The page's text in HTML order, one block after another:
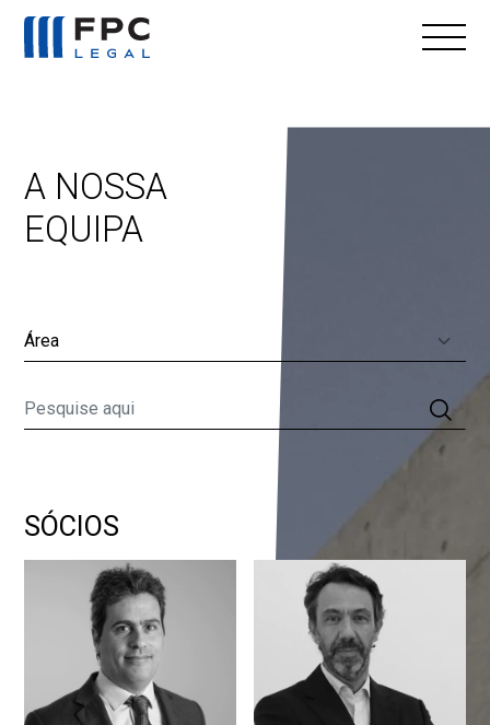
A NOSSA
EQUIPA
SÓCIOS